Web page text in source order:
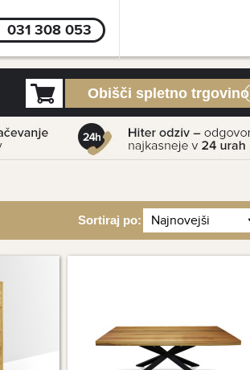
031 308 053
Obišči spletno trgovino
Sortiraj po: